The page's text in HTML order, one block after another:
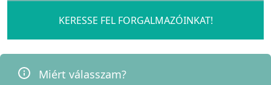
KERESSE FEL FORGALMAZÓINKAT!
Miért válasszam?